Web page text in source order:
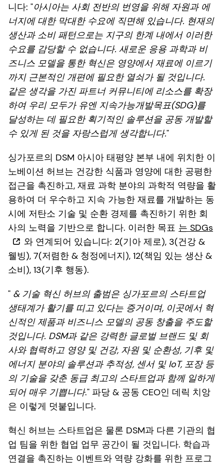
니다: "아시아는 사회 전반의 번영을 위해 자원과 에
너지에 대한 막대한 수요에 직면해 있습니다. 현재의
생산과 소비 패턴으로는 지구의 한계 내에서 이러한
수요를 감당할 수 없습니다. 새로운 응용 과학과 비
즈니스 모델을 통한 혁신은 영양에서 재료에 이르기
까지 근본적인 개편에 필요한 열쇠가 될 것입니다.
같은 생각을 가진 파트너 커뮤니티에 리소스를 확장
하여 우리 모두가 유엔 지속가능개발목표(SDG)를
달성하는 데 필요한 획기적인 솔루션을 공동 개발할
수 있게 된 것을 자랑스럽게 생각합니다."
싱가포르의 DSM 아시아 태평양 본부 내에 위치한 이
노베이션 허브는 건강한 식품과 영양에 대한 공평한
접근을 촉진하고, 재료 과학 분야의 과학적 역량을 활
용하여 더 우수하고 지속 가능한 재료를 개발하는 동
시에 저탄소 기술 및 순환 경제를 촉진하기 위한 회
사의 노력을 기반으로 합니다. 이러한 목표 는 SDGs
와 연계되어 있습니다: 2(기아 제로), 3(건강 &
웰빙), 7(저렴한 & 청정에너지), 12(책임 있는 생산 &
소비), 13(기후 행동).
" & 기술 혁신 허브의 출범은 싱가포르의 스타트업
생태계가 활기를 띠고 있다는 증거이며, 이곳에서 혁
신적인 제품과 비즈니스 모델의 공동 창출을 주도할
것입니다. DSM과 같은 강력한 글로벌 브랜드 및 회
사와 협력하고 영양 및 건강, 자원 및 순환성, 기후 및
에너지 분야의 솔루션과 추적성, 센서 및 IoT, 포장 등
의 기술을 갖춘 동급 최고의 스타트업과 함께 일하게
되어 매우 기쁩니다." 파당 & 공동 CEO인 데릭 치앙
은 이렇게 덧붙입니다.
혁신 허브는 스타트업은 물론 DSM과 다른 기관의 협
업 팀을 위한 협업 업무 공간이 될 것입니다. 학습과
연결을 촉진하는 이벤트와 역량 강화를 위한 프로그